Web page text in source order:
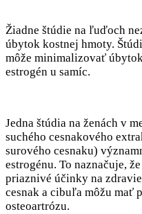
Žiadne štúdie na ľuďoch
úbytok kostnej hmoty.
môže minimalizovať
estrogén u samíc.
Jedna štúdia na ženách v
suchého cesnakového
surového cesnaku)
estrogénu. To naznačuje,
priaznivé účinky na
cesnak a cibuľa môžu mať
osteoartrózu.